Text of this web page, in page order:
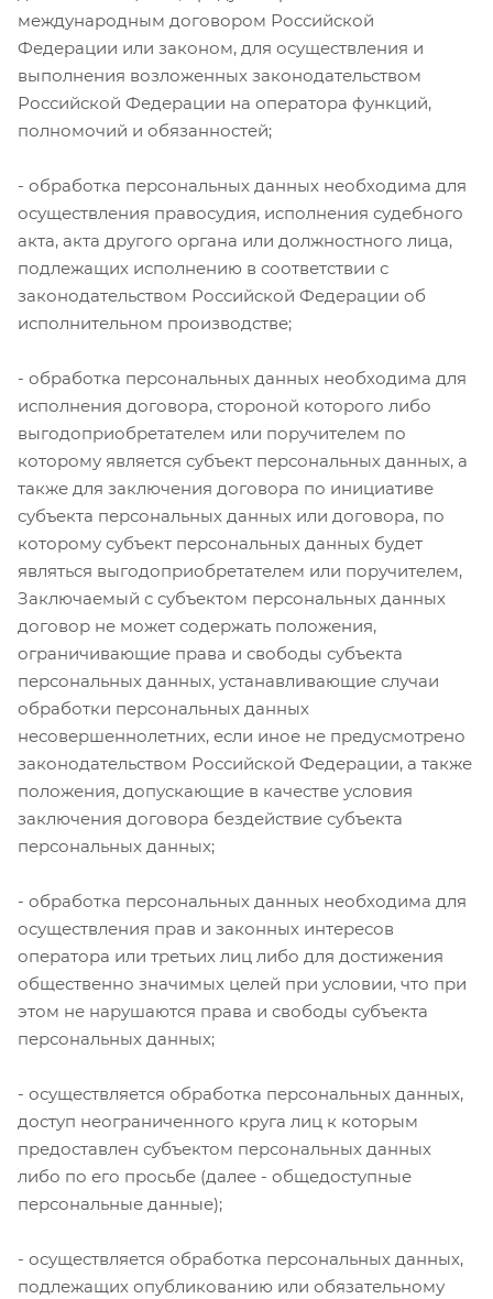
международным договором Российской
Федерации или законом, для осуществления и
выполнения возложенных законодательством
Российской Федерации на оператора функций,
полномочий и обязанностей;
- обработка персональных данных необходима для
осуществления правосудия, исполнения судебного
акта, акта другого органа или должностного лица,
подлежащих исполнению в соответствии с
законодательством Российской Федерации об
исполнительном производстве;
- обработка персональных данных необходима для
исполнения договора, стороной которого либо
выгодоприобретателем или поручителем по
которому является субъект персональных данных, а
также для заключения договора по инициативе
субъекта персональных данных или договора, по
которому субъект персональных данных будет
являться выгодоприобретателем или поручителем,
Заключаемый с субъектом персональных данных
договор не может содержать положения,
ограничивающие права и свободы субъекта
персональных данных, устанавливающие случаи
обработки персональных данных
несовершеннолетних, если иное не предусмотрено
законодательством Российской Федерации, а также
положения, допускающие в качестве условия
заключения договора бездействие субъекта
персональных данных;
- обработка персональных данных необходима для
осуществления прав и законных интересов
оператора или третьих лиц либо для достижения
общественно значимых целей при условии, что при
этом не нарушаются права и свободы субъекта
персональных данных;
- осуществляется обработка персональных данных,
доступ неограниченного круга лиц к которым
предоставлен субъектом персональных данных
либо по его просьбе (далее - общедоступные
персональные данные);
- осуществляется обработка персональных данных,
подлежащих опубликованию или обязательному